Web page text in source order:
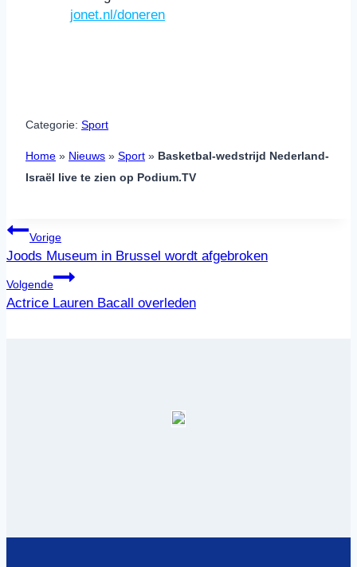
Maestro
jonet.nl/doneren
Categorie: Sport
Home » Nieuws » Sport » Basketbal-wedstrijd Nederland-
Israël live te zien op Podium.TV
Bericht
navigatie
Vorige
Joods Museum in Brussel wordt afgebroken
Volgende
Actrice Lauren Bacall overleden